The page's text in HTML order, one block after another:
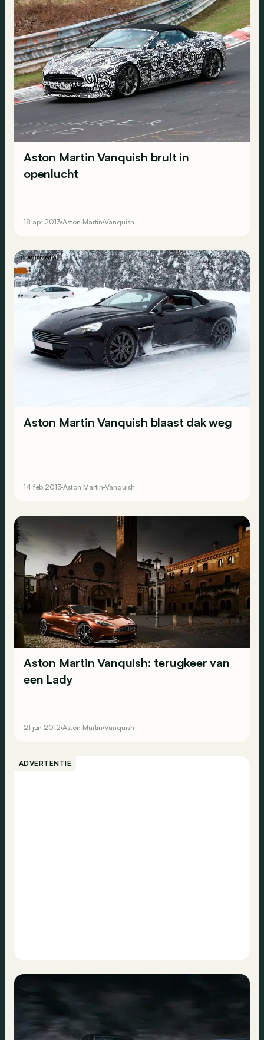
Aston Martin Vanquish brult in
openlucht
18 apr 2013 Aston Martin Vanquish
Aston Martin Vanquish blaast dak weg
14 feb 2013 Aston Martin Vanquish
Aston Martin Vanquish: terugkeer van
een Lady
21 jun 2012 Aston Martin Vanquish
ADVERTENTIE